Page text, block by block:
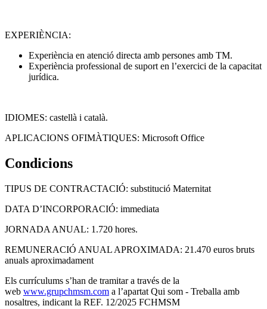
EXPERIÈNCIA:
Experiència en atenció directa amb persones amb TM.
Experiència professional de suport en l’exercici de la capacitat
jurídica.
IDIOMES: castellà i català.
APLICACIONS OFIMÀTIQUES: Microsoft Office
Condicions
TIPUS DE CONTRACTACIÓ: substitució Maternitat
DATA D’INCORPORACIÓ: immediata
JORNADA ANUAL: 1.720 hores.
REMUNERACIÓ ANUAL APROXIMADA: 21.470 euros bruts
anuals aproximadament
Els currículums s’han de tramitar a través de la
web www.grupchmsm.com a l’apartat Qui som - Treballa amb
nosaltres, indicant la REF. 12/2025 FCHMSM